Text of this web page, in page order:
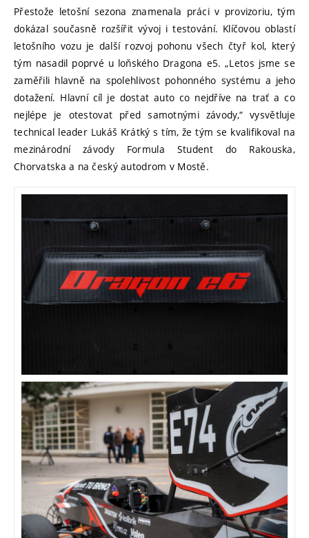
Přestože letošní sezona znamenala práci v provizoriu, tým
dokázal současně rozšířit vývoj i testování. Klíčovou oblastí
letošního vozu je další rozvoj pohonu všech čtyř kol, který
tým nasadil poprvé u loňského Dragona e5. „Letos jsme se
zaměřili hlavně na spolehlivost pohonného systému a jeho
dotažení. Hlavní cíl je dostat auto co nejdříve na trať a co
nejlépe je otestovat před samotnými závody,“ vysvětluje
technical leader Lukáš Krátký s tím, že tým se kvalifikoval na
mezinárodní závody Formula Student do Rakouska,
Chorvatska a na český autodrom v Mostě.